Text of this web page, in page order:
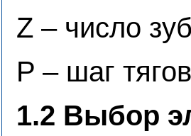
Z – число
P – шаг
1.2 Выбор